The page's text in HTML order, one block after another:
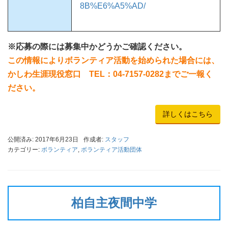
8B%E6%A5%AD/
※応募の際には募集中かどうかご確認ください。
この情報によりボランティア活動を始められた場合には、
かしわ生涯現役窓口 TEL：04-7157-0282までご一報く
ださい。
詳しくはこちら
公開済み: 2017年6月23日 作成者: スタッフ
カテゴリー: ボランティア ボランティア活動団体
柏自主夜間中学